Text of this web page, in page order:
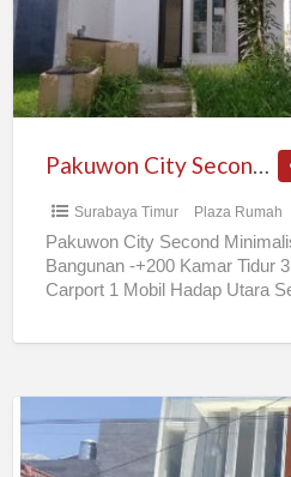
Pakuwon City Second Minimalis
Surabaya Timur Plaza Rumah
Pakuwon City Second
Bangunan -+200 Kamar Tidur
Carport 1 Mobil Hadap Utara
Second